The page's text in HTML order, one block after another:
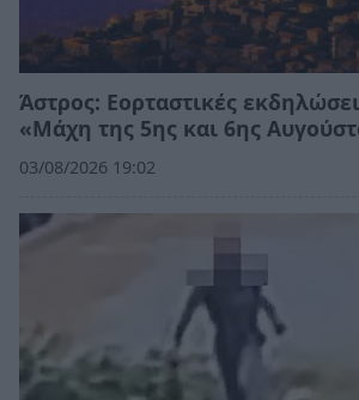
Άστρος: Εορταστικές
«Μάχη της 5ης και 6ης
03/08/2026 19:02